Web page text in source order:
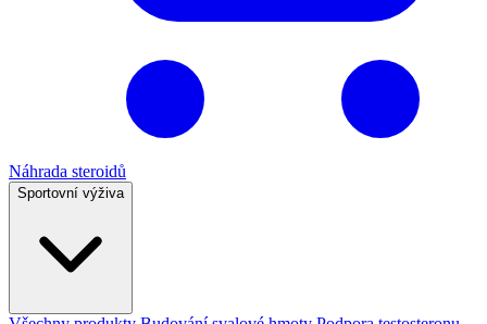
Náhrada steroidů
Sportovní výživa